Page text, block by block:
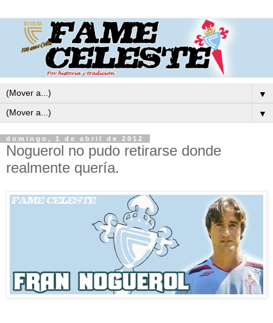
▼
▼
domingo, 1 de abril de 2012
Noguerol no pudo retirarse donde
realmente quería.